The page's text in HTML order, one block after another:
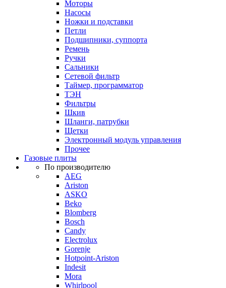
Моторы
Насосы
Ножки и подставки
Петли
Подшипники, суппорта
Ремень
Ручки
Сальники
Сетевой фильтр
Таймер, программатор
ТЭН
Фильтры
Шкив
Шланги, патрубки
Щетки
Электронный модуль управления
Прочее
Газовые плиты
По производителю
AEG
Ariston
ASKO
Beko
Blomberg
Bosch
Candy
Electrolux
Gorenje
Hotpoint-Ariston
Indesit
Mora
Whirlpool